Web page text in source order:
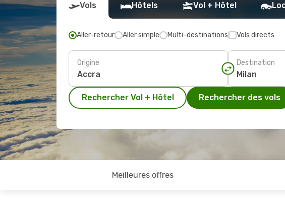
Vols Hôtels Vol + Hôtel
Aller-retour Aller simple Multi-destinations Vols directs
Origine Destination
Rechercher Vol + Hôtel Rechercher des vols
Meilleures offres